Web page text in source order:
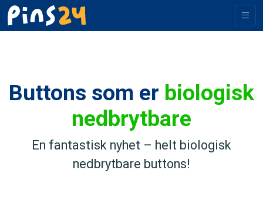
Buttons som er biologisk
nedbrytbare
En fantastisk nyhet – helt biologisk
nedbrytbare buttons!